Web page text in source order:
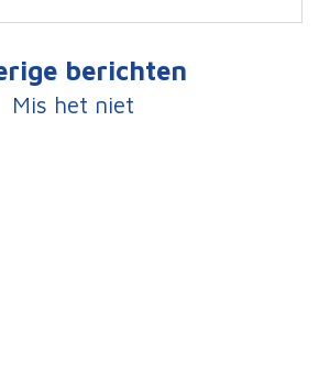
berichten
Mis het niet